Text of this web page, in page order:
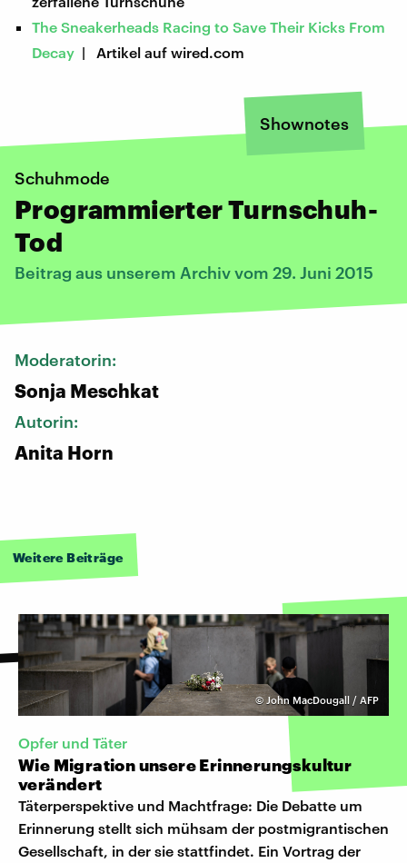
The Sneakerheads Racing to Save Their Kicks From
Decay | Artikel auf wired.com
Shownotes
Schuhmode
Programmierter Turnschuh-
Tod
Beitrag aus unserem Archiv vom 29. Juni 2015
Moderatorin:
Sonja Meschkat
Autorin:
Anita Horn
Weitere Beiträge
©John MacDougall / AFP
Opfer und Täter
Wie Migration unsere Erinnerungskultur
verändert
Täterperspektive und Machtfrage: Die Debatte um
Erinnerung stellt sich mühsam der postmigrantischen
Gesellschaft, in der sie stattfindet. Ein Vortrag der